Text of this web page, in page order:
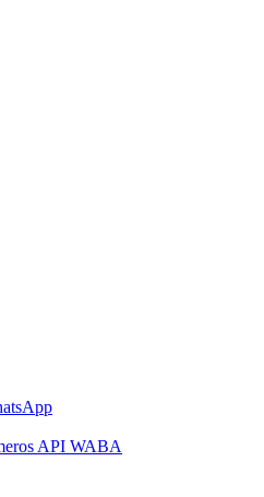
API WABA